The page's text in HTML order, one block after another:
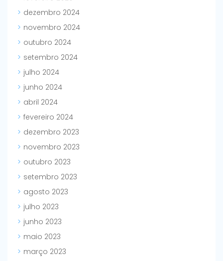
dezembro 2024
novembro 2024
outubro 2024
setembro 2024
julho 2024
junho 2024
abril 2024
fevereiro 2024
dezembro 2023
novembro 2023
outubro 2023
setembro 2023
agosto 2023
julho 2023
junho 2023
maio 2023
março 2023